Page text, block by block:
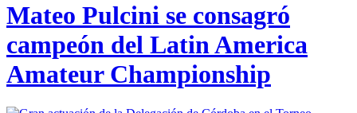
Mateo Pulcini se consagró
campeón del Latin America
Amateur Championship